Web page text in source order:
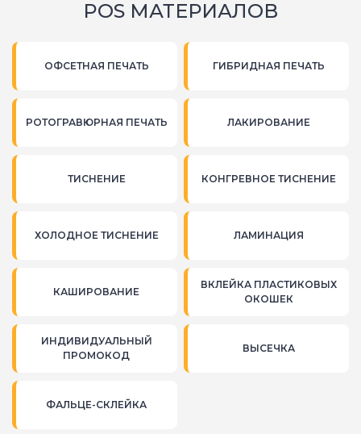
POS МАТЕРИАЛОВ
ОФСЕТНАЯ ПЕЧАТЬ ГИБРИДНАЯ ПЕЧАТЬ
РОТОГРАВЮРНАЯ ПЕЧАТЬ ЛАКИРОВАНИЕ
ТИСНЕНИЕ КОНГРЕВНОЕ ТИСНЕНИЕ
ХОЛОДНОЕ ТИСНЕНИЕ ЛАМИНАЦИЯ
КАШИРОВАНИЕ
ВКЛЕЙКА ПЛАСТИКОВЫХ
ОКОШЕК
ИНДИВИДУАЛЬНЫЙ
ПРОМОКОД
ВЫСЕЧКА
ФАЛЬЦЕ-СКЛЕЙКА